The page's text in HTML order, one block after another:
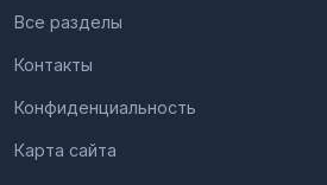
Все разделы
Контакты
Конфиденциальность
Карта сайта